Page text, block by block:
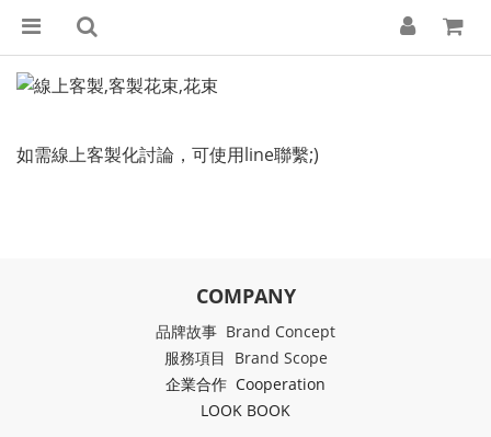
如需線上客製化討論，可使用line聯繫;)
COMPANY
品牌故事 Brand Concept
服務項目 Brand Scope
企業合作 Cooperation
LOOK BOOK